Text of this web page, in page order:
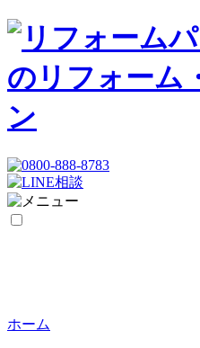
ホーム